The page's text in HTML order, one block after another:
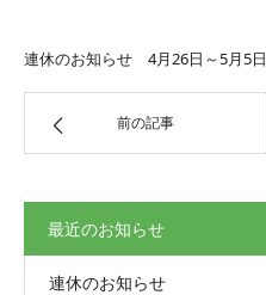
連休のお知らせ 4月26日～5月5日
前の記事
最近のお知らせ
連休のお知らせ
お問い合わせ